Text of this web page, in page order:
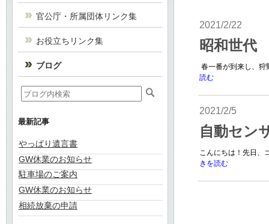
官公庁・所属団体リンク集
お役立ちリンク集
ブログ
最新記事
やっぱり遺言書
GW休業のお知らせ
駐車場のご案内
GW休業のお知らせ
相続放棄の申請
2021/2/22
昭和世代
春一番が到来し、狩
読む
2021/2/5
自動セン
こんにちは！先日、
きを読む